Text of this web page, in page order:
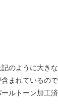
のように大き
まれているの
ルトーン加工